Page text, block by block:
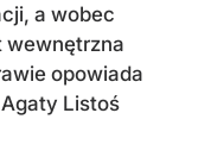
a wobec
wewnętrzna
opowiada
Agaty Listoś